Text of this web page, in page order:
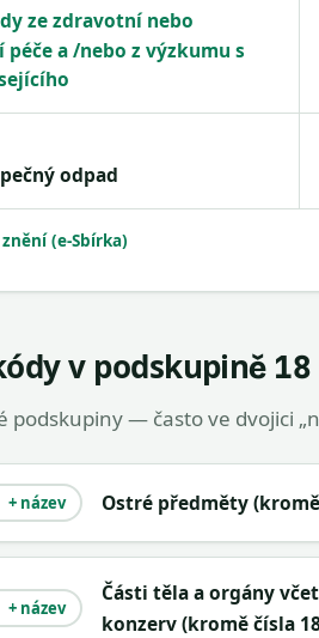
ze zdravotní nebo
a /nebo z výzkumu s
odpad
(e-Sbírka)
v podskupině
podskupiny — často ve dvojici
+ název Ostré předměty
+ název
Části těla a orgány
konzerv (kromě čísla